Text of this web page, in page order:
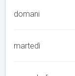
domani
martedì